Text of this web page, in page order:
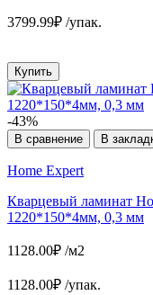
3799.99₽ /упак.
Купить
-43%
В сравнение В
Home Expert
Кварцевый ламинат
1220*150*4мм, 0,3 мм
1128.00₽ /м2
1128.00₽ /упак.